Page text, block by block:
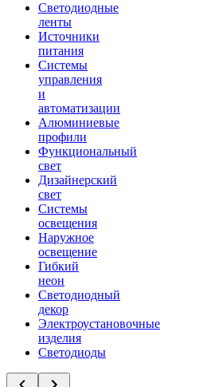
Светодиодные
ленты
Источники
питания
Системы
управления
и
автоматизации
Алюминиевые
профили
Функциональный
свет
Дизайнерский
свет
Системы
освещения
Наружное
освещение
Гибкий
неон
Светодиодный
декор
Электроустановочные
изделия
Светодиоды